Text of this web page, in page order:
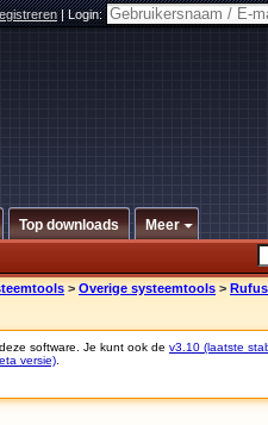
|Login:
Top downloads Meer
> Overige systeemtools >
software. Je kunt ook de v3.10 (laatste
versie)